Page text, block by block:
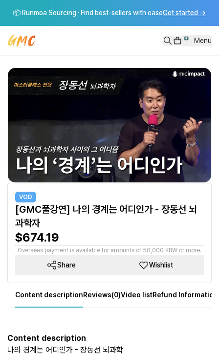
나의 경계는 어디인가 - 장동선 뇌과학
📦 Runmoa Sourcing · Find best-sellers with easeGet started →
Menu
VOD
[GMC풀강연] 나의 경계는 어디인가 - 장동선 뇌
과학자
$674.19
Overseas payment is available for amounts of 50,000 KRW or more.
Share Wishlist
Content descriptionReviews(0)Video listRefund Information
Content description
나의 경계는 어디인가 - 장동선 뇌과학